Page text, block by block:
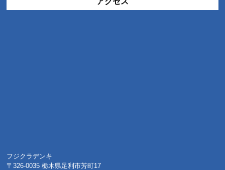
フジクラデンキ
〒326-0035 栃木県足利市芳町17